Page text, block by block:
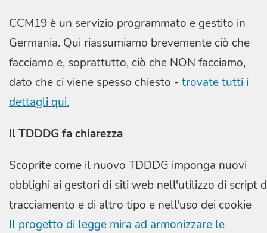
CCM19 è un servizio programmato e gestito in
Germania. Qui riassumiamo brevemente ciò che
facciamo e, soprattutto, ciò che NON facciamo,
dato che ci viene spesso chiesto - trovate tutti i
dettagli qui.
Il TDDDG fa chiarezza
Scoprite come il nuovo TDDDG imponga nuovi
obblighi ai gestori di siti web nell'utilizzo di script
tracciamento e di altro tipo e nell'uso dei cookie
Il progetto di legge mira ad armonizzare le